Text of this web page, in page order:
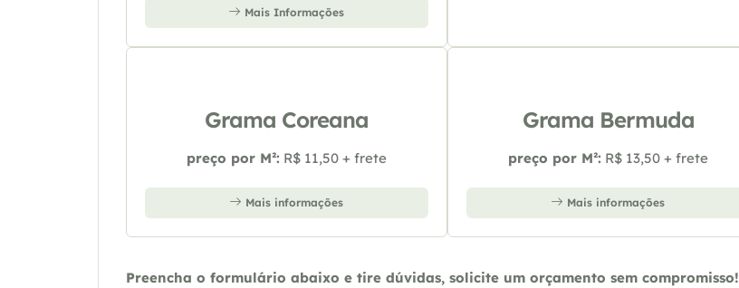
Mais Informações
Grama Coreana
preço por M²: R$ 11,50 + frete
Mais informações
Grama Bermuda
preço por M²: R$ 13,50 + frete
Mais informações
Preencha o formulário abaixo e tire dúvidas, solicite um orçamento sem compromisso!